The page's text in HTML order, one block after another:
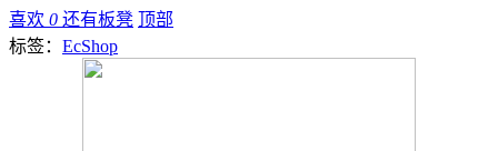
喜欢 0 还有板凳 顶部
标签： EcShop